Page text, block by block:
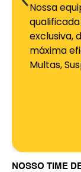
Nossa
exclusiva,
máxima
Multas,
NOSSO TIME